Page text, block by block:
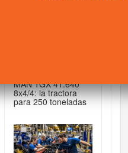
MAN TGX 41.640
8x4/4: la tractora
para 250 toneladas